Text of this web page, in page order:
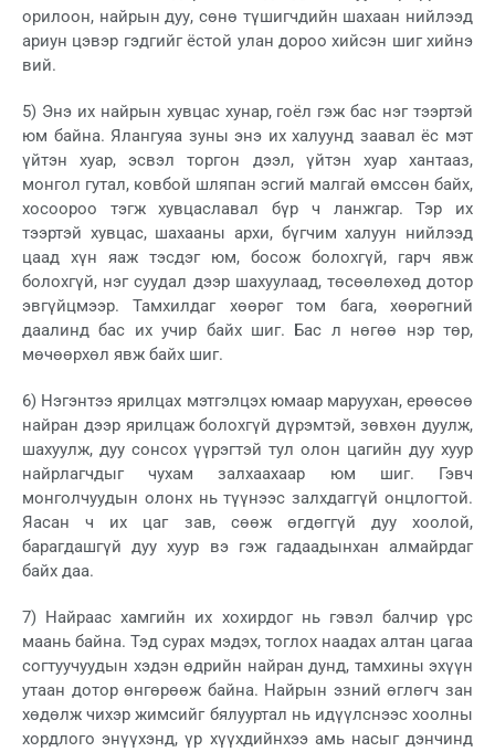
орилоон, найрын дуу, сөнө түшигчдийн шахаан нийлээд
ариун цэвэр гэдгийг ёстой улан дороо хийсэн шиг хийнэ
вий.
5) Энэ их найрын хувцас хунар, гоёл гэж бас нэг тээртэй
юм байна. Ялангуяа зуны энэ их халуунд заавал ёс мэт
үйтэн хуар, эсвэл торгон дээл, үйтэн хуар хантааз,
монгол гутал, ковбой шляпан эсгий малгай өмссөн байх,
хосоороо тэгж хувцаславал бүр ч ланжгар. Тэр их
тээртэй хувцас, шахааны архи, бүгчим халуун нийлээд
цаад хүн яаж тэсдэг юм, босож болохгүй, гарч явж
болохгүй, нэг суудал дээр шахуулаад, төсөөлөхөд дотор
эвгүйцмээр. Тамхилдаг хөөрөг том бага, хөөрөгний
даалинд бас их учир байх шиг. Бас л нөгөө нэр төр,
мөчөөрхөл явж байх шиг.
6) Нэгэнтээ ярилцах мэтгэлцэх юмаар маруухан, ерөөсөө
найран дээр ярилцаж болохгүй дүрэмтэй, зөвхөн дуулж,
шахуулж, дуу сонсох үүрэгтэй тул олон цагийн дуу хуур
найрлагчдыг чухам залхаахаар юм шиг. Гэвч
монголчуудын олонх нь түүнээс залхдаггүй онцлогтой.
Яасан ч их цаг зав, сөөж өгдөггүй дуу хоолой,
барагдашгүй дуу хуур вэ гэж гадаадынхан алмайрдаг
байх даа.
7) Найраас хамгийн их хохирдог нь гэвэл балчир үрс
маань байна. Тэд сурах мэдэх, тоглох наадах алтан цагаа
согтуучуудын хэдэн өдрийн найран дунд, тамхины эхүүн
утаан дотор өнгөрөөж байна. Найрын эзний өглөгч зан
хөдөлж чихэр жимсийг бялууртал нь идүүлснээс хоолны
хордлого энүүхэнд, үр хүүхдийнхээ амь насыг дэнчинд